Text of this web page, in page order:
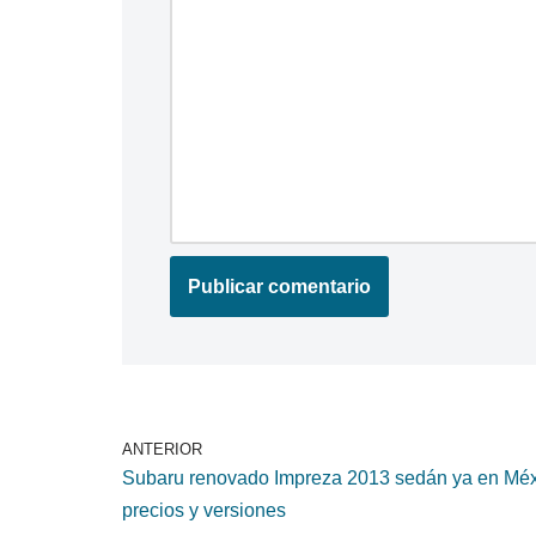
ANTERIOR
Subaru renovado Impreza 2013 sedán ya en
precios y versiones